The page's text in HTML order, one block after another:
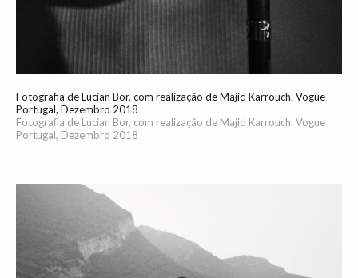
Fotografia de Lucian Bor, com realização de Majid Karrouch. Vogue
Portugal, Dezembro 2018
Fotografia de Lucian Bor, com realização de Majid Karrouch. Vogue
Portugal, Dezembro 2018